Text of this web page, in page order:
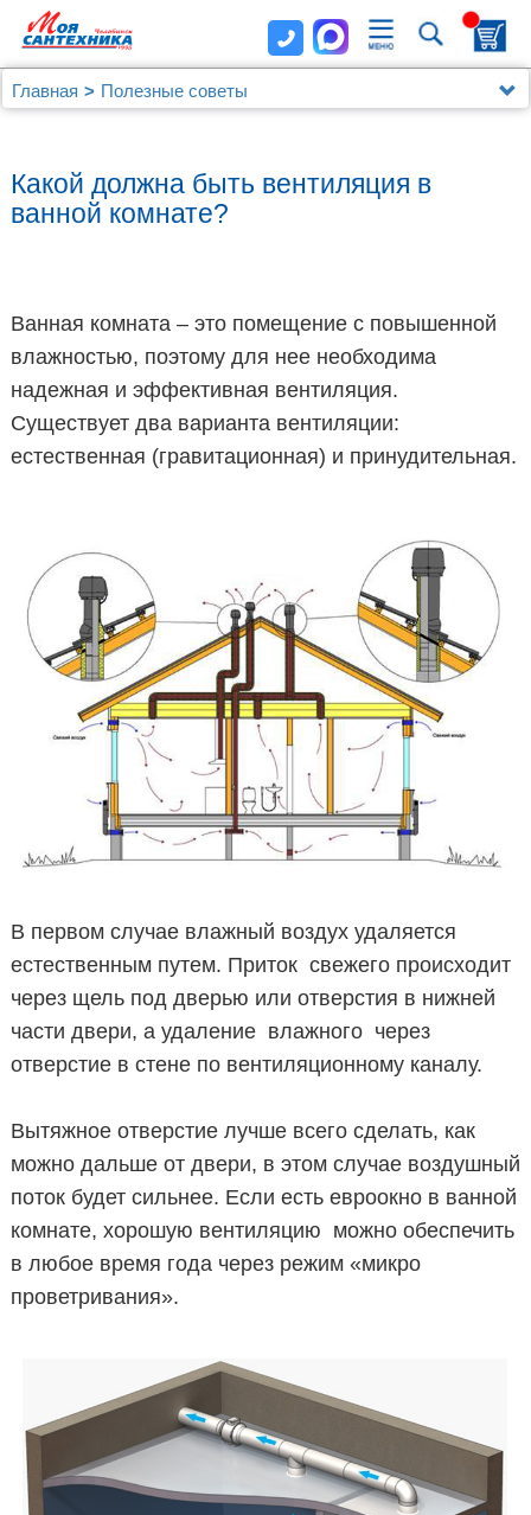
Главная Полезные советы
Какой должна быть вентиляция в
ванной комнате?
Ванная комната – это помещение с повышенной
влажностью, поэтому для нее необходима
надежная и эффективная вентиляция.
Существует два варианта вентиляции:
естественная (гравитационная) и принудительная.
В первом случае влажный воздух удаляется
естественным путем. Приток свежего происходит
через щель под дверью или отверстия в нижней
части двери, а удаление влажного через
отверстие в стене по вентиляционному каналу.
Вытяжное отверстие лучше всего сделать, как
можно дальше от двери, в этом случае воздушный
поток будет сильнее. Если есть евроокно в ванной
комнате, хорошую вентиляцию можно обеспечить
в любое время года через режим «микро
проветривания».